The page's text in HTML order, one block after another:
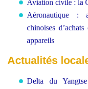
Aviation civile : la
Aéronautique :
chinoises
appareils
Actualités
Delta du